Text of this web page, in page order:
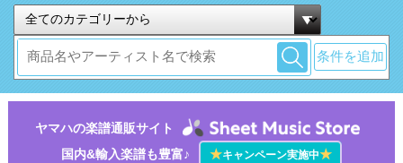
条件を追加
ヤマハの楽譜通販サイト
国内&輸入楽譜も豊富♪
★キャンペーン実施中★